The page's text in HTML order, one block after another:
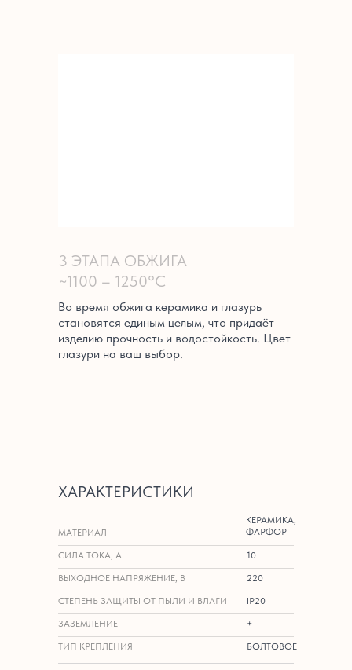
3 ЭТАПА ОБЖИГА
~1100 – 1250°C
Во время обжига керамика и глазурь
становятся единым целым, что придаёт
изделию прочность и водостойкость. Цвет
глазури на ваш выбор.
МАТЕРИАЛ
КЕРАМИКА,
ФАРФОР
СИЛА ТОКА, А 10
ВЫХОДНОЕ НАПРЯЖЕНИЕ, В 220
СТЕПЕНЬ ЗАЩИТЫ ОТ ПЫЛИ И ВЛАГИ IP20
ЗАЗЕМЛЕНИЕ +
ТИП КРЕПЛЕНИЯ БОЛТОВОЕ
ХАРАКТЕРИСТИКИ